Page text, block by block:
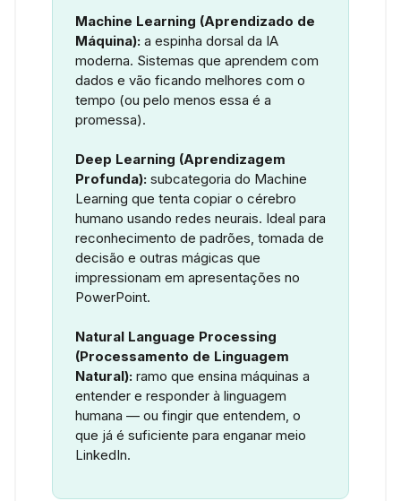
Machine Learning (Aprendizado de
Máquina): a espinha dorsal da IA
moderna. Sistemas que aprendem com
dados e vão ficando melhores com o
tempo (ou pelo menos essa é a
promessa).
Deep Learning (Aprendizagem
Profunda): subcategoria do Machine
Learning que tenta copiar o cérebro
humano usando redes neurais. Ideal para
reconhecimento de padrões, tomada de
decisão e outras mágicas que
impressionam em apresentações no
PowerPoint.
Natural Language Processing
(Processamento de Linguagem
Natural): ramo que ensina máquinas a
entender e responder à linguagem
humana — ou fingir que entendem, o
que já é suficiente para enganar meio
LinkedIn.